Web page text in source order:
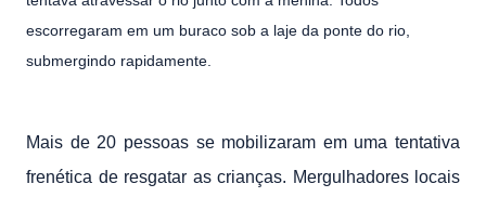
escorregaram em um buraco sob a laje da ponte do rio,
submergindo rapidamente.
Mais de 20 pessoas se mobilizaram em uma tentativa
frenética de resgatar as crianças. Mergulhadores locais